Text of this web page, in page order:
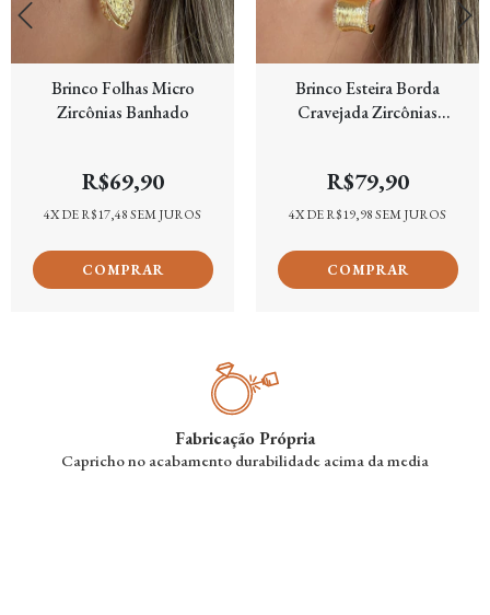
Brinco Folhas Micro
Zircônias Banhado
R$69,90
4X DER$17,48SEM JUROS
Brinco Esteira Borda
Cravejada Zircônias
R$79,90
4X DER$19,98SEM JUROS
Fabricação Própria
Capricho no acabamento durabilidade acima da media